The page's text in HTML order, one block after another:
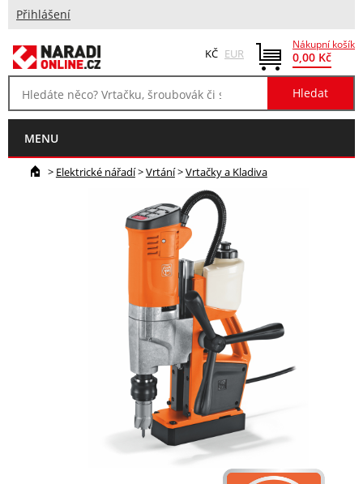
Přihlášení
Nákupní košík
0,00 Kč
KČ EUR
MENU
> Elektrické nářadí>Vrtání>Vrtačky a Kladiva